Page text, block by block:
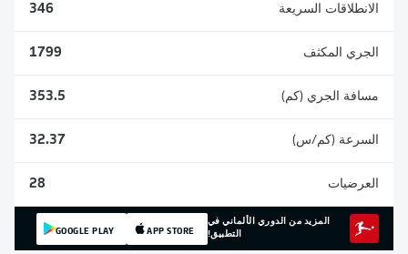
الانطلاقات السريعة 346
الجري المكثف 1799
مسافة الجري (كم) 353.5
السرعة (كم/س) 32.37
العرضيات 28
المزيد من الدوري الألماني في
التطبيق!
APP STORE
GOOGLE PLAY